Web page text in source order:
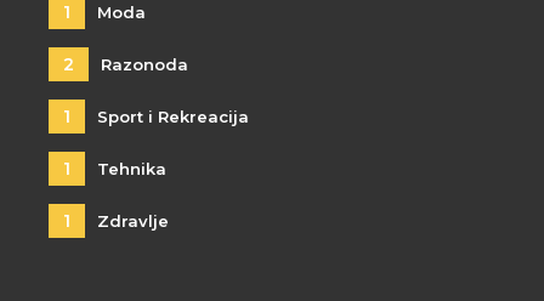
1 Moda
2 Razonoda
1 Sport i Rekreacija
1 Tehnika
1 Zdravlje